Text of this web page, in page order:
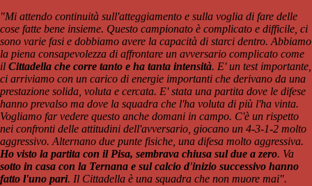
"Mi attendo continuità sull'atteggiamento e sulla voglia di fare delle
cose fatte bene insieme. Questo campionato è complicato e difficile, ci
sono varie fasi e dobbiamo avere la capacità di starci dentro. Abbiamo
la piena consapevolezza di affrontare un avversario complicato come
il Cittadella che corre tanto e ha tanta intensità. E' un test importante,
ci arriviamo con un carico di energie importanti che derivano da una
prestazione solida, voluta e cercata. E' stata una partita dove le difese
hanno prevalso ma dove la squadra che l'ha voluta di più l'ha vinta.
Vogliamo far vedere questo anche domani in campo. C'è un rispetto
nei confronti delle attitudini dell'avversario, giocano un 4-3-1-2 molto
aggressivo. Alternano due punte fisiche, una difesa molto aggressiva.
Ho visto la partita con il Pisa, sembrava chiusa sul due a zero. Va
sotto in casa con la Ternana e sul calcio d'inizio successivo hanno
fatto l'uno pari. Il Cittadella è una squadra che non muore mai".